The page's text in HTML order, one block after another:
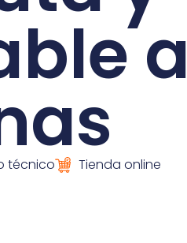
a
técnico Tienda online